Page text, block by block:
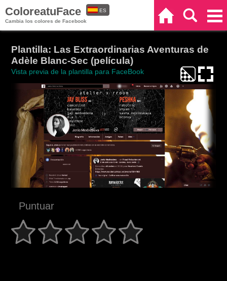
ColoreatuFace
Cambia los colores de Facebook
ES
Plantilla: Las Extraordinarias Aventuras de
Adèle Blanc-Sec (película)
Vista previa de la plantilla para FaceBook
Puntuar